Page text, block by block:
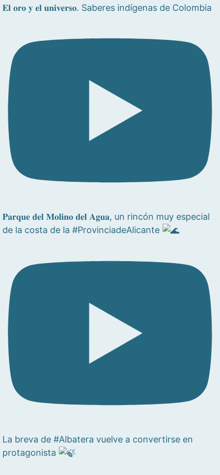
𝐄𝐥 𝐨𝐫𝐨 𝐲 𝐞𝐥 𝐮𝐧𝐢𝐯𝐞𝐫𝐬𝐨. Saberes indígenas de Colombia
𝐏𝐚𝐫𝐪𝐮𝐞 𝐝𝐞𝐥 𝐌𝐨𝐥𝐢𝐧𝐨 𝐝𝐞𝐥 𝐀𝐠𝐮𝐚, un rincón muy especial
de la costa de la #ProvinciadeAlicante
La breva de #Albatera vuelve a convertirse en
protagonista